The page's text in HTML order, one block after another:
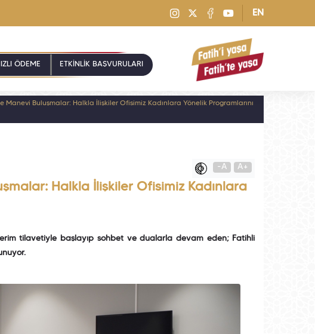
EN
ÖDEME ETKİNLİK BAŞVURULARI
Manevi Buluşmalar: Halkla İlişkiler Ofisimiz Kadınlara Yönelik Programlarını
-A A+
Halkla İlişkiler Ofisimiz Kadınlara
tilavetiyle başlayıp sohbet ve dualarla devam eden; Fatihli